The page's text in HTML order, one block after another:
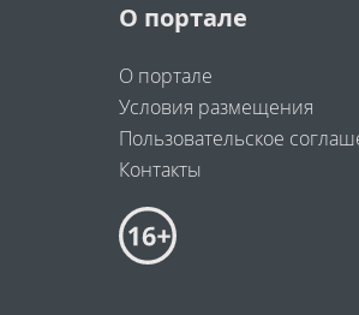
О портале
О портале
Условия размещения
Пользовательское
Контакты